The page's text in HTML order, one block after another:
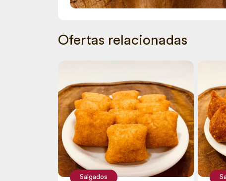
Ofertas relacionadas
Salgados